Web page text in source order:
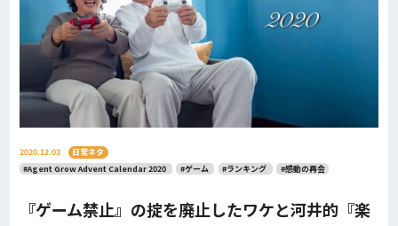
2020.12.03
日常ネタ
#Agent Grow Advent Calendar 2020
#ゲーム #ランキング #感動の再会
『ゲーム禁止』の掟を廃止したワケと河井的『楽